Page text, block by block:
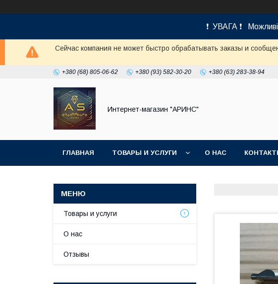
❗ УВАГА ❗
Сейчас компания не может быстро обрабатывать заказы и
+380 (68) 805-06-62 +380 (93) 582-30-20 +380 (63) 283-38-94
Интернет-магазин "АРИНС"
ГЛАВНАЯ ТОВАРЫ И УСЛУГИ О НАС
Товары и услуги
О нас
Отзывы